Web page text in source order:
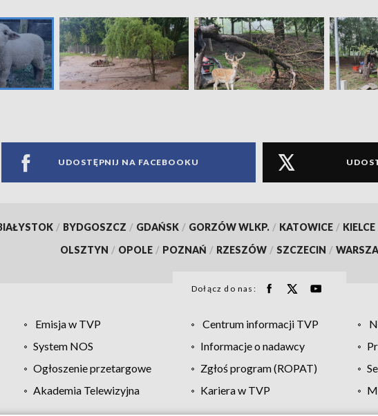
UDOSTĘPNIJ NA FACEBOOKU
/ BYDGOSZCZ / GDAŃSK / GORZÓW WLKP. / KATOWICE / KIELCE
OLSZTYN / OPOLE / POZNAŃ / RZESZÓW / SZCZECIN /
Dołącz do nas:
Emisja w TVP Centrum informacji TVP
System NOS Informacje o nadawcy
Ogłoszenie przetargowe Zgłoś program (ROPAT)
Akademia Telewizyjna Kariera w TVP